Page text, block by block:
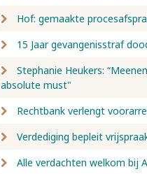
Hof: gemaakte
15 Jaar gevangenisstraf
Stephanie Heukers:
absolute must"
Rechtbank verlengt
Verdediging bepleit
Alle verdachten welkom bij